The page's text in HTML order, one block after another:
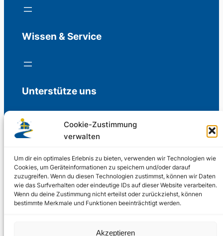
Cookie-Zustimmung
verwalten
Um dir ein optimales Erlebnis zu bieten, verwenden wir Technologien wie
Cookies, um Geräteinformationen zu speichern und/oder darauf
zuzugreifen. Wenn du diesen Technologien zustimmst, können wir Daten
wie das Surfverhalten oder eindeutige IDs auf dieser Website verarbeiten.
Wenn du deine Zustimmung nicht erteilst oder zurückziehst, können
bestimmte Merkmale und Funktionen beeinträchtigt werden.
Akzeptieren
Wissen & Service
Unterstütze uns
Freiwillige Spenden für die Aufrechterhaltung
Support us
© 2002 – 2026